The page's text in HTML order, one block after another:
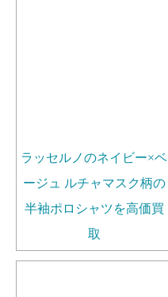
ラッセルノのネイビー×ベ
ージュ ルチャマスク柄の
半袖ポロシャツを高価買
取